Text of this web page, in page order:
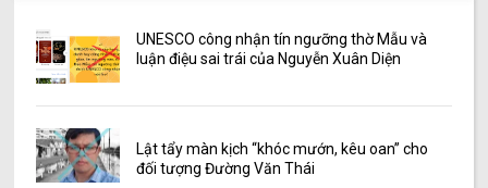
UNESCO công nhận tín ngưỡng thờ Mẫu và
luận điệu sai trái của Nguyễn Xuân Diện
Lật tẩy màn kịch “khóc mướn, kêu oan” cho
đối tượng Đường Văn Thái